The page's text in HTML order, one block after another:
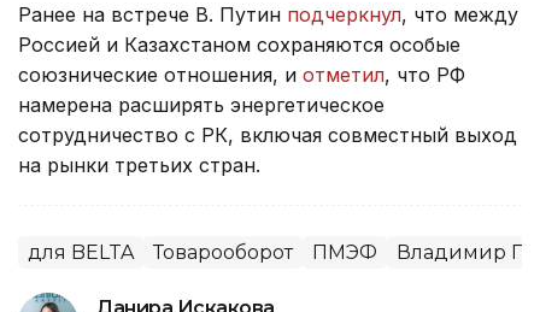
Ранее на встрече В. Путин подчеркнул, что между
Россией и Казахстаном сохраняются особые
союзнические отношения, и отметил, что РФ
намерена расширять энергетическое
сотрудничество с РК, включая совместный выход
на рынки третьих стран.
для BELTA Товарооборот ПМЭФ Владимир